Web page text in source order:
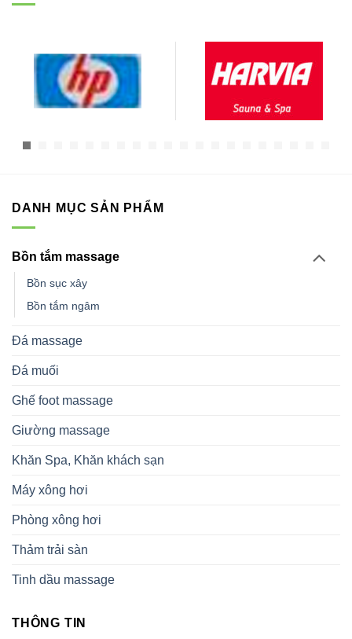
DANH MỤC SẢN PHẨM
Bồn tắm massage
Bồn sục xây
Bồn tắm ngâm
Đá massage
Đá muối
Ghế foot massage
Giường massage
Khăn Spa, Khăn khách sạn
Máy xông hơi
Phòng xông hơi
Thảm trải sàn
Tinh dầu massage
THÔNG TIN